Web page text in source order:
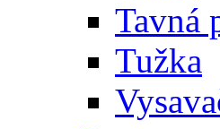
Tavná
Tužka